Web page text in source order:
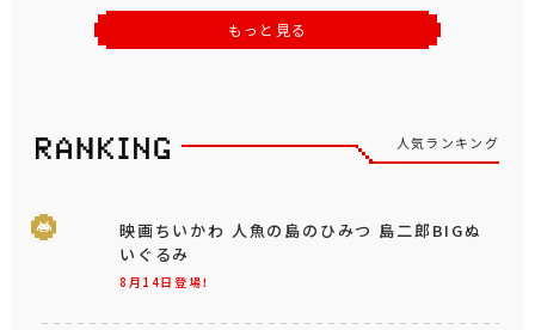
もっと見る
人気ランキング
8月14日登場！
映画ちいかわ 人魚の島のひみつ 島二郎BIGぬ
いぐるみ